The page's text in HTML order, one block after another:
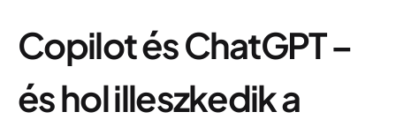
Copilot és ChatGPT –
és hol illeszkedik a